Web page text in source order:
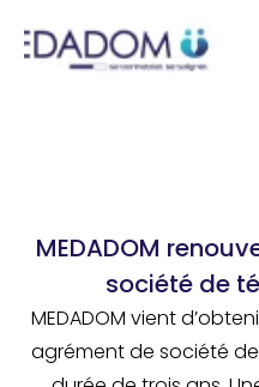
MEDADOM
société de
MEDADOM vient
agrément de société